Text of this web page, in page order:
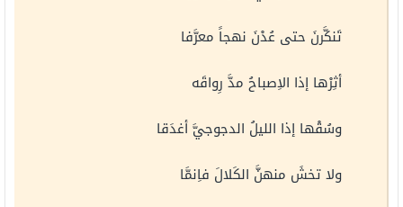
تَنكَّرنَ حتى عُدْنَ نهجاً معرَّفا
أثِرْها إذا الاِصباحُ مدَّ رِواقَه
وسُقْها إذا الليلُ الدجوجيَّ أغدَقا
ولا تخشَ منهنَّ الكَلالَ فاِنمَّا